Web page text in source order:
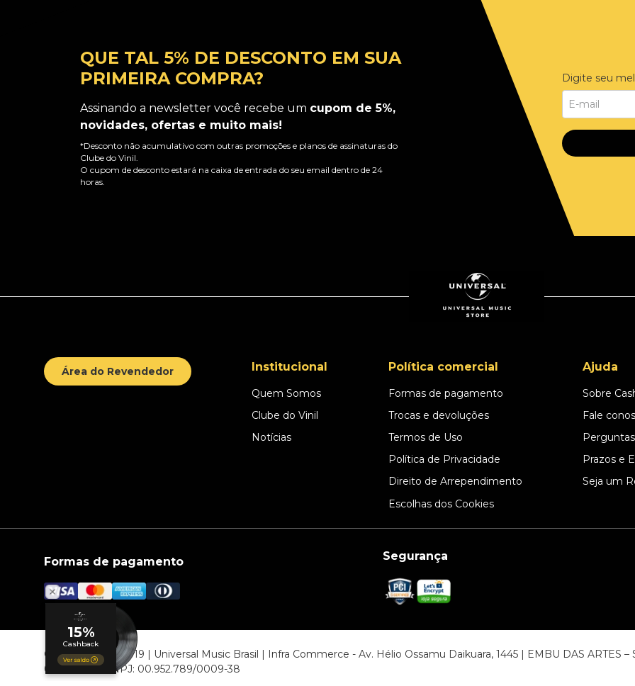
QUE TAL 5% DE DESCONTO EM SUA
PRIMEIRA COMPRA?
Assinando a newsletter você recebe um cupom de 5%,
novidades, ofertas e muito mais!
*Desconto não acumulativo com outras promoções e planos de assinaturas do
Clube do Vinil.
O cupom de desconto estará na caixa de entrada do seu email dentro de 24
horas.
Digite seu
Área do Revendedor Institucional
Quem Somos
Clube do Vinil
Notícias
Política comercial
Formas de pagamento
Trocas e devoluções
Termos de Uso
Política de Privacidade
Direito de Arrependimento
Escolhas dos Cookies
Ajuda
Sobre
Fale
Prazos e
Seja um
Formas de pagamento Segurança
© COPYRIGHT 2019 | Universal Music Brasil | Infra Commerce - Av. Hélio Ossamu Daikuara, 1445 | EMBU DAS ARTES –
06807-000 CNPJ: 00.952.789/0009-38